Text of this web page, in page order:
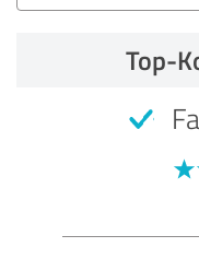
Top-